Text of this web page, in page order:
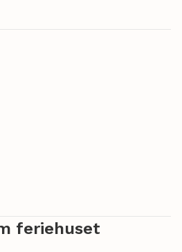
feriehuset